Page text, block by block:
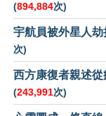
(894,884次)
宇航員被外星人
次)
西方康復者親述
(243,991次)